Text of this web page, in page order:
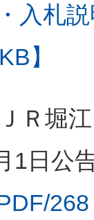
入札
】
Ｒ堀
1日公